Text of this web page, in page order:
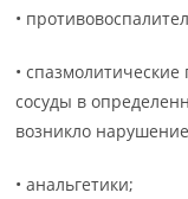
•
•
сосуды в
возникло
• анальгетики;